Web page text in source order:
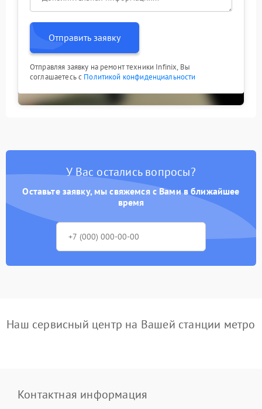
Отправить заявку
Отправляя заявку на ремонт техники Infinix, Вы
соглашаетесь с Политикой конфиденциальности
У Вас остались вопросы?
Оставьте заявку, мы свяжемся с Вами в ближайшее
время
Наш сервисный центр на Вашей станции метро
Контактная информация